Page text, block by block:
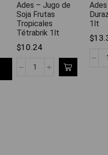
Ades – Jugo de
Soja Frutas
Tropicales
Tétrabrik 1lt
$10.24
1lt
$